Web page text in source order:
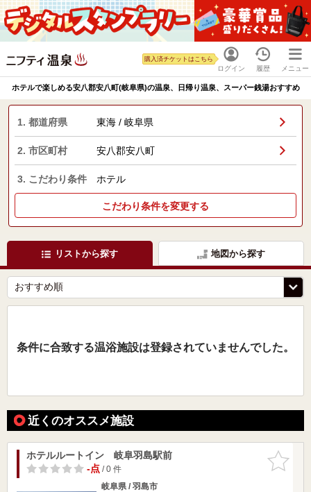
ログイン
購入済チケットはこちら
履歴 メニュー
ホテルで楽しめる安八郡安八町(岐阜県)の温泉、日帰り温泉、スーパー銭湯おすすめ
1. 都道府県 東海 / 岐阜県
2. 市区町村 安八郡安八町
3. こだわり条件 ホテル
こだわり条件を変更する
リストから探す 地図から探す
条件に合致する温浴施設は登録されていませんでした。
近くのオススメ施設
お気に入
りに追加
ホテルルートイン 岐阜羽島駅前
-点/ 0 件
岐阜県 / 羽島市